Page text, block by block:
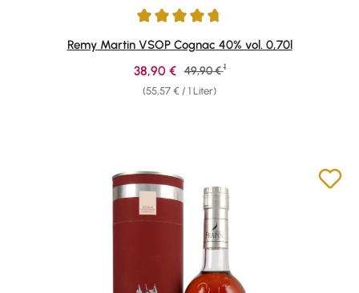
Durchschnittliche Bewertung von 4.86 von 5 Sternen
Remy Martin VSOP Cognac 40% vol. 0,70l
(55,57 € / 1 Liter)
Verkaufspreis:
38,90 € Regulärer Preis:
49,90 € 1